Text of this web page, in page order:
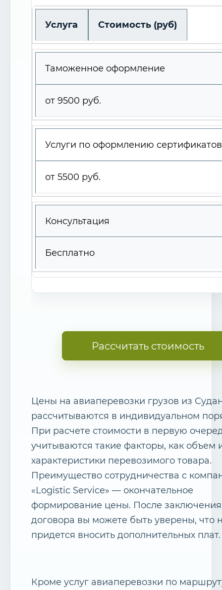
Услуга Стоимость (руб)
Таможенное оформление
от 9500 руб.
Услуги по оформлению сертификатов
от 5500 руб.
Консультация
Бесплатно
Рассчитать стоимость
Цены на авиаперевозки грузов из
рассчитываются в индивидуальном
При расчете стоимости в первую
учитываются такие факторы, как объем
характеристики перевозимого товара.
Преимущество сотрудничества с
«Logistic Service» — окончательное
формирование цены. После заключения
договора вы можете быть уверены, что
придется вносить дополнительных плат.
Кроме услуг авиаперевозки по